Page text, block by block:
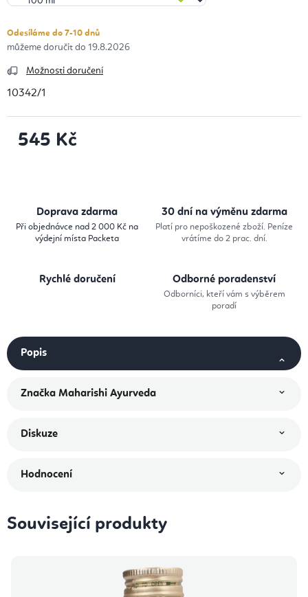
Odesíláme do 7-10 dnů
19.8.2026
Možnosti doručení
10342/1
545 Kč
Doprava zdarma
Při objednávce nad 2 000 Kč na
výdejní místa Packeta
30 dní na výměnu zdarma
Platí pro nepoškozené zboží. Peníze
vrátíme do 2 prac. dní.
Rychlé doručení Odborné poradenství
Odborníci, kteří vám s výběrem
poradí
Popis
Značka Maharishi Ayurveda
Diskuze
Hodnocení
Související produkty